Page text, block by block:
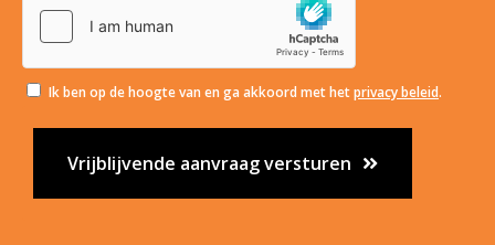
Ik ben op de hoogte van en ga akkoord met hetprivacy beleid.
Vrijblijvende aanvraag versturen